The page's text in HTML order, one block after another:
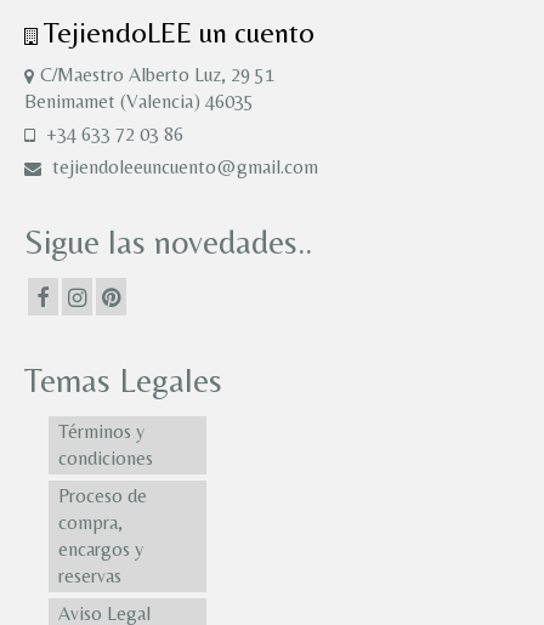
TejiendoLEE un cuento
C/Maestro Alberto Luz, 29 51
Benimamet (Valencia) 46035
+34 633 72 03 86
tejiendoleeuncuento@gmail.com
Sigue las novedades..
Temas Legales
Términos y
condiciones
Proceso de
compra,
encargos y
reservas
Aviso Legal